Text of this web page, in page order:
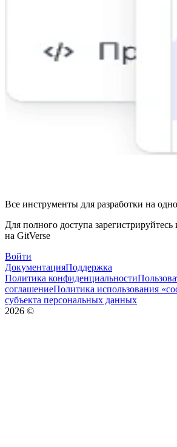
Все инструменты для разработки на
Для полного доступа зарегистрируйтесь
на GitVerse
Войти
ДокументацияПоддержка
Политика конфиденциальности
соглашениеПолитика использования
субъекта персональных данных
2026 ©